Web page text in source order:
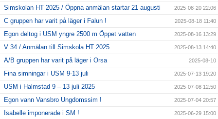
Simskolan HT 2025 / Öppna anmälan startar 21 augusti 2025-08-20 22:06
C gruppen har varit på läger i Falun ! 2025-08-18 11:40
Egon deltog i USM yngre 2500 m Öppet vatten 2025-08-16 13:29
V 34 / Anmälan till Simskola HT 2025 2025-08-13 14:40
A/B gruppen har varit på läger i Orsa 2025-08-10
Fina simningar i USM 9-13 juli 2025-07-13 19:20
USM i Halmstad 9 – 13 juli 2025 2025-07-08 12:50
Egon vann Vansbro Ungdomssim ! 2025-07-04 20:57
Isabelle imponerade i SM ! 2025-06-29 15:00